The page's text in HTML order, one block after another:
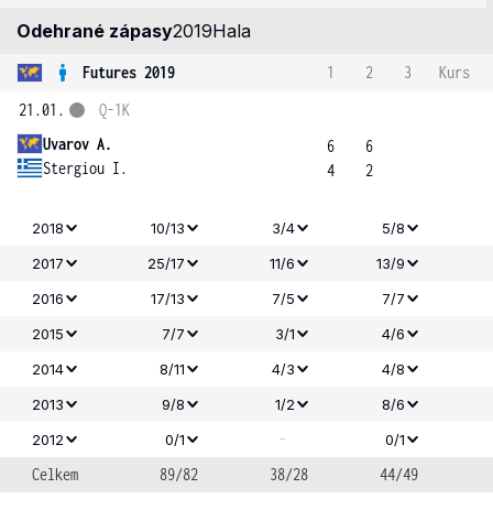
Odehrané zápasy2019Hala
Futures 2019 1 2 3
Kurs
21.01.
Uvarov A.
Stergiou I.
Q-1K
6
4
6
2
2018 10/13 3/4
5/8
2017
25/17 11/6
13/9
2016
17/13 7/5
7/7
2015
7/7 3/1
4/6
2014
8/11 4/3
4/8
2013
9/8 1/2
8/6
2012
0/1 - 0/1
Celkem 89/82 38/28 44/49